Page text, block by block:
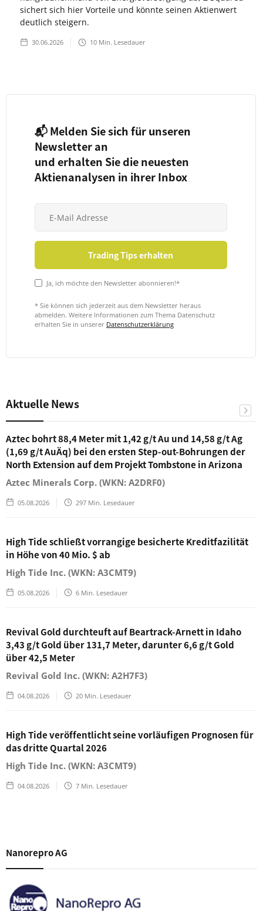
sichert sich hier Vorteile und könnte seinen Aktienwert
deutlich steigern.
30.06.2026 10 Min. Lesedauer
📬 Melden Sie sich für unseren
Newsletter an
und erhalten Sie die neuesten
Aktienanalysen in ihrer Inbox
Ja, ich möchte den Newsletter abonnieren!*
* Sie können sich jederzeit aus dem Newsletter heraus
abmelden. Weitere Informationen zum Thema Datenschutz
erhalten Sie in unserer Datenschutzerklärung
Aktuelle News
Aztec bohrt 88,4 Meter mit 1,42 g/t Au und 14,58 g/t Ag
(1,69 g/t AuÄq) bei den ersten Step-out-Bohrungen der
North Extension auf dem Projekt Tombstone in Arizona
Aztec Minerals Corp. (WKN: A2DRF0)
05.08.2026 297 Min. Lesedauer
High Tide schließt vorrangige besicherte Kreditfazilität
in Höhe von 40 Mio. $ ab
High Tide Inc. (WKN: A3CMT9)
05.08.2026 6 Min. Lesedauer
Revival Gold durchteuft auf Beartrack-Arnett in Idaho
3,43 g/t Gold über 131,7 Meter, darunter 6,6 g/t Gold
über 42,5 Meter
Revival Gold Inc. (WKN: A2H7F3)
04.08.2026 20 Min. Lesedauer
High Tide veröffentlicht seine vorläufigen Prognosen für
das dritte Quartal 2026
High Tide Inc. (WKN: A3CMT9)
04.08.2026 7 Min. Lesedauer
Nanorepro AG